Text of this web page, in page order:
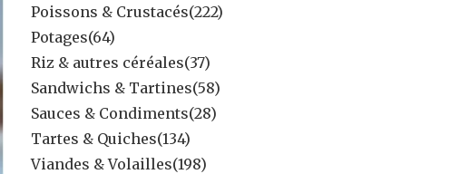
Poissons & Crustacés(222)
Potages(64)
Riz & autres céréales(37)
Sandwichs & Tartines(58)
Sauces & Condiments(28)
Tartes & Quiches(134)
Viandes & Volailles(198)